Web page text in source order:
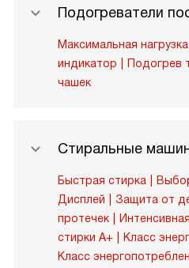
Подогреватели
Максимальная нагрузка
индикатор
Подогрев
чашек
Стиральные
Быстрая стирка
Дисплей
Защита от
протечек
стирки A+
Класс
Класс